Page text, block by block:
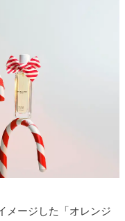
メージした「オレンジ